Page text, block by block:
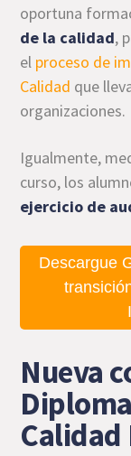
oportuna
de la calidad,
el proceso de
Calidad que
organizaciones.
Igualmente,
curso, los
ejercicio de
Descargue
Nueva
Calidad